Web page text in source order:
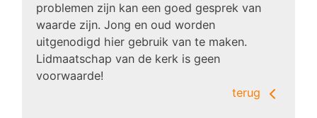
problemen zijn kan een goed gesprek van
waarde zijn. Jong en oud worden
uitgenodigd hier gebruik van te maken.
Lidmaatschap van de kerk is geen
voorwaarde!
terug